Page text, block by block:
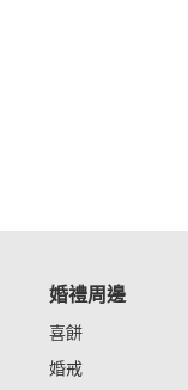
婚禮周邊
喜餅
婚戒